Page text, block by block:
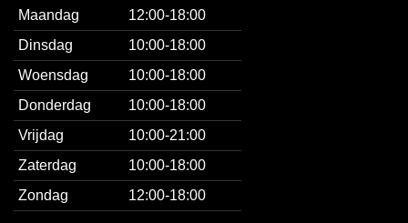
Maandag
12:00-18:00
Dinsdag
10:00-18:00
Woensdag
10:00-18:00
Donderdag
10:00-18:00
Vrijdag
10:00-21:00
Zaterdag
10:00-18:00
Zondag
12:00-18:00